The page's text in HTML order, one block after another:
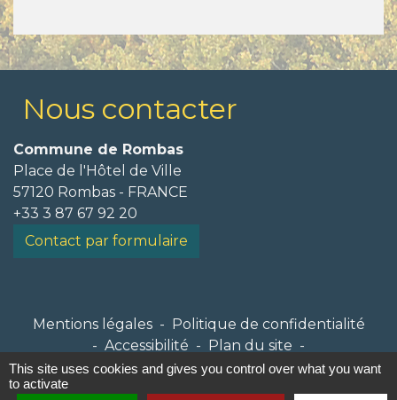
Nous contacter
Commune de Rombas
Place de l'Hôtel de Ville
57120 Rombas - FRANCE
+33 3 87 67 92 20
Contact par formulaire
Mentions légales -
Politique de confidentialité
- Accessibilité - Plan du site -
Gestion des cookies
This site uses cookies and gives you control over what you want
to activate